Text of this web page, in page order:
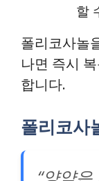
할
폴리코사놀
나면 즉시
합니다.
폴리코사